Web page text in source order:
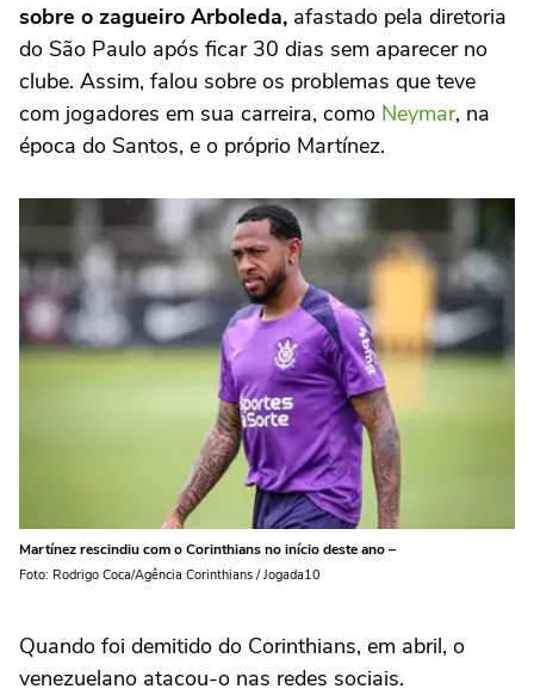
sobre o zagueiro Arboleda, afastado pela diretoria
do São Paulo após ficar 30 dias sem aparecer no
clube. Assim, falou sobre os problemas que teve
com jogadores em sua carreira, como Neymar, na
época do Santos, e o próprio Martínez.
Martínez rescindiu com o Corinthians no início deste ano –
Foto: Rodrigo Coca/Agência Corinthians / Jogada10
Quando foi demitido do Corinthians, em abril, o
venezuelano atacou-o nas redes sociais.